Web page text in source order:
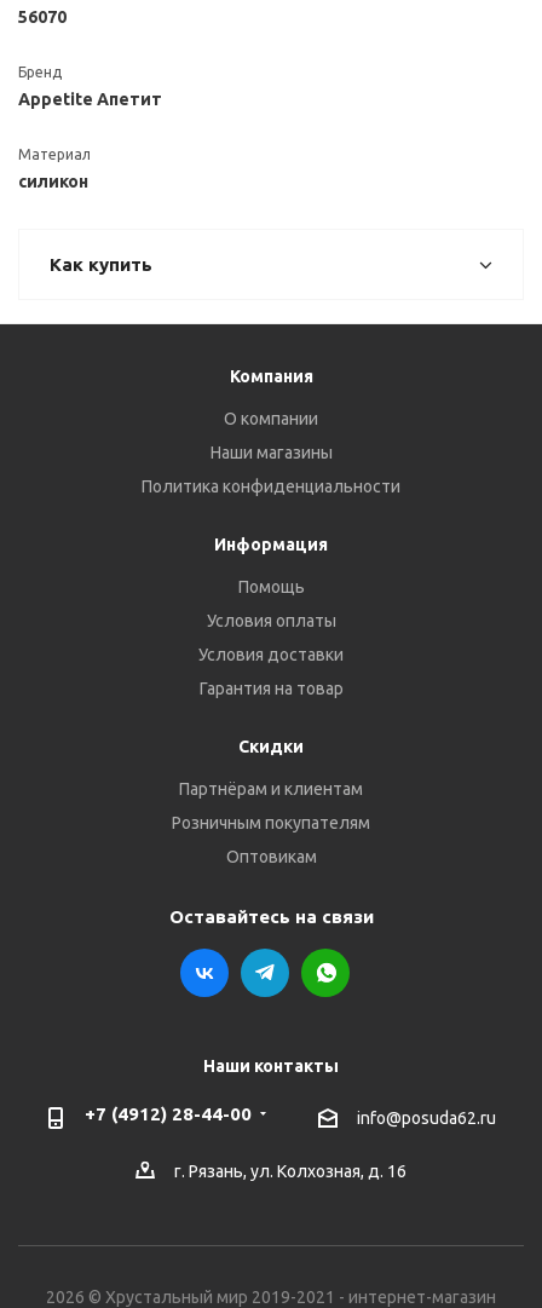
56070
Бренд
Appetite Апетит
Материал
силикон
Как купить
Компания
О компании
Наши магазины
Политика конфиденциальности
Информация
Помощь
Условия оплаты
Условия доставки
Гарантия на товар
Скидки
Партнёрам и клиентам
Розничным покупателям
Оптовикам
Оставайтесь на связи
Наши контакты
+7 (4912) 28-44-00 info@posuda62.ru
г. Рязань, ул. Колхозная, д. 16
2026 © Хрустальный мир 2019-2021 - интернет-магазин